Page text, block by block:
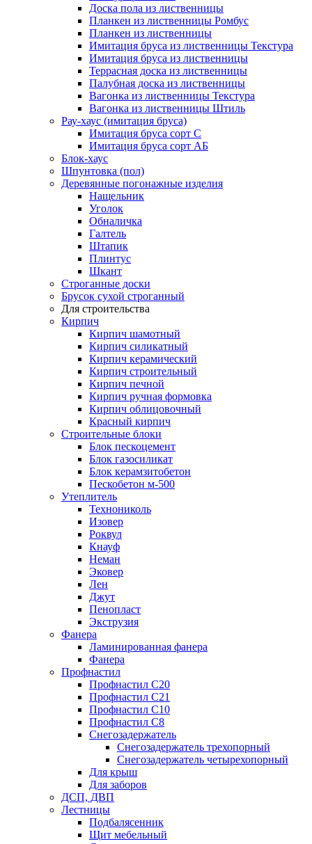
Доска пола из лиственницы
Планкен из лиственницы Ромбус
Планкен из лиственницы
Имитация бруса из лиственницы Текстура
Имитация бруса из лиственницы
Террасная доска из лиственницы
Палубная доска из лиственницы
Вагонка из лиственницы Текстура
Вагонка из лиственницы Штиль
Рау-хаус (имитация бруса)
Имитация бруса сорт С
Имитация бруса сорт АБ
Блок-хаус
Шпунтовка (пол)
Деревянные погонажные изделия
Нащельник
Уголок
Обналичка
Галтель
Штапик
Плинтус
Шкант
Строганные доски
Брусок сухой строганный
Для строительства
Кирпич
Кирпич шамотный
Кирпич силикатный
Кирпич керамический
Кирпич строительный
Кирпич печной
Кирпич ручная формовка
Кирпич облицовочный
Красный кирпич
Строительные блоки
Блок пескоцемент
Блок газосиликат
Блок керамзитобетон
Пескобетон м-500
Утеплитель
Технониколь
Изовер
Роквул
Кнауф
Неман
Эковер
Лен
Джут
Пенопласт
Экструзия
Фанера
Ламинированная фанера
Фанера
Профнастил
Профнастил С20
Профнастил С21
Профнастил С10
Профнастил С8
Снегозадержатель
Снегозадержатель трехопорный
Снегозадержатель четырехопорный
Для крыш
Для заборов
ДСП, ДВП
Лестницы
Подбалясенник
Щит мебельный